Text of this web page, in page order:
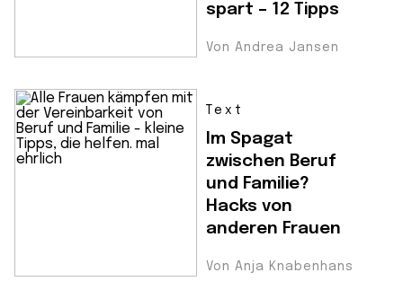
spart – 12 Tipps
Von Andrea Jansen
Text
Im Spagat
zwischen Beruf
und Familie?
Hacks von
anderen Frauen
Von Anja Knabenhans